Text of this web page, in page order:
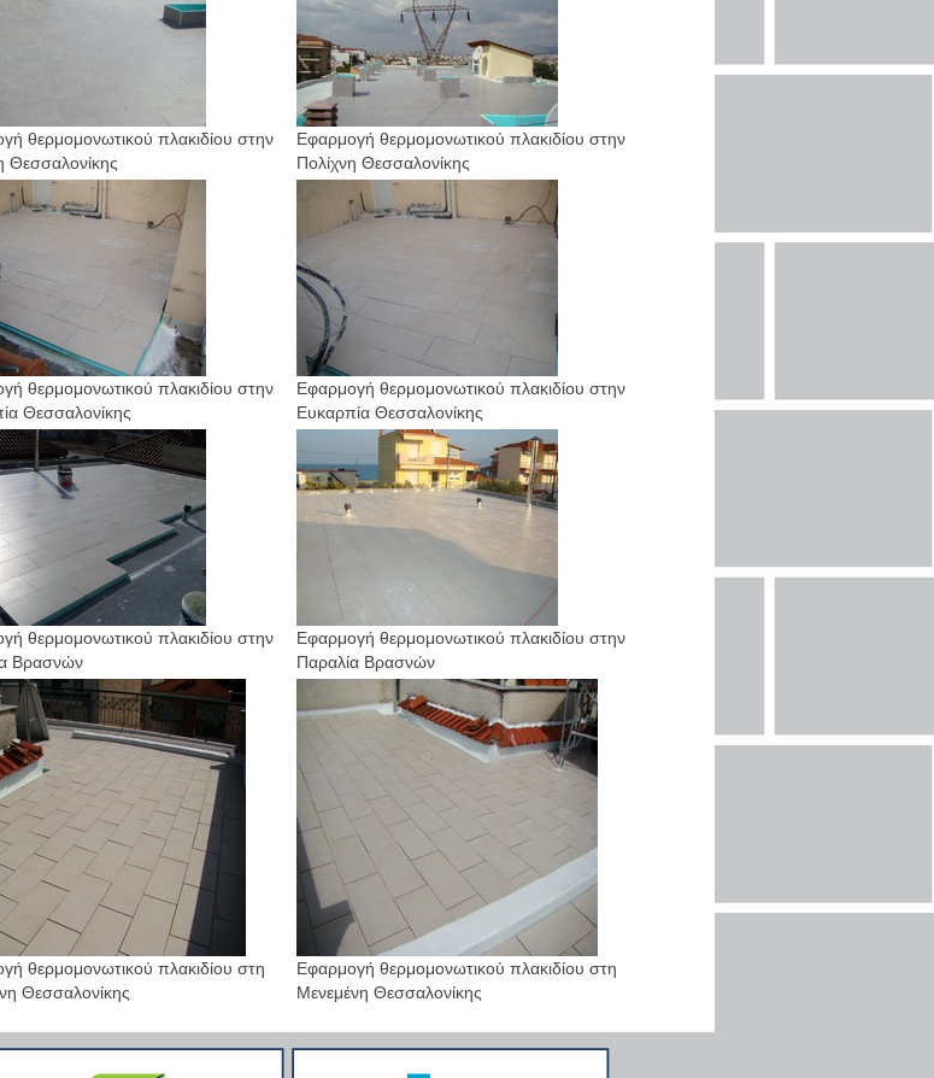
θερμομονωτικού πλακιδίου στην
Θεσσαλονίκης
Εφαρμογή θερμομονωτικού πλακιδίου στην
Πολίχνη Θεσσαλονίκης
θερμομονωτικού πλακιδίου στην
Θεσσαλονίκης
Εφαρμογή θερμομονωτικού πλακιδίου στην
Ευκαρπία Θεσσαλονίκης
θερμομονωτικού πλακιδίου στην
Βρασνών
Εφαρμογή θερμομονωτικού πλακιδίου στην
Παραλία Βρασνών
θερμομονωτικού πλακιδίου στη
Θεσσαλονίκης
Εφαρμογή θερμομονωτικού πλακιδίου στη
Μενεμένη Θεσσαλονίκης